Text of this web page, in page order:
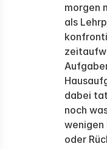
morgen
als
dabei
noch
wenigen
oder